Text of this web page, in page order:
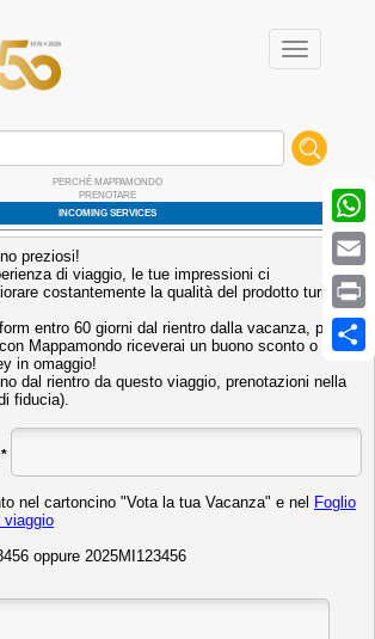
Menu
PERCHÉ MAPPAMONDO
PRENOTARE
INCOMING SERVICES